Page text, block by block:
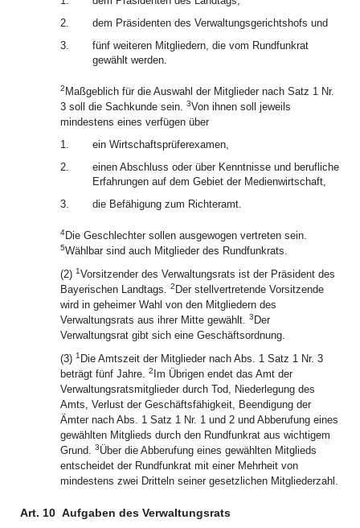
2.
dem Präsidenten des Verwaltungsgerichtshofs und
3.
fünf weiteren Mitgliedern, die vom Rundfunkrat
gewählt werden.
2 Maßgeblich für die Auswahl der Mitglieder nach Satz 1 Nr.
3 soll die Sachkunde sein. 3Von ihnen soll jeweils
mindestens eines verfügen über
1.
ein Wirtschaftsprüferexamen,
2.
einen Abschluss oder über Kenntnisse und berufliche
Erfahrungen auf dem Gebiet der Medienwirtschaft,
3.
die Befähigung zum Richteramt.
4Die Geschlechter sollen ausgewogen vertreten sein.
5Wählbar sind auch Mitglieder des Rundfunkrats.
(2) 1Vorsitzender des Verwaltungsrats ist der Präsident des
Bayerischen Landtags. 2 Der stellvertretende Vorsitzende
wird in geheimer Wahl von den Mitgliedern des
Verwaltungsrats aus ihrer Mitte gewählt. 3 Der
Verwaltungsrat gibt sich eine Geschäftsordnung.
(3) 1 Die Amtszeit der Mitglieder nach Abs. 1 Satz 1 Nr. 3
beträgt fünf Jahre. 2 Im Übrigen endet das Amt der
Verwaltungsratsmitglieder durch Tod, Niederlegung des
Amts, Verlust der Geschäftsfähigkeit, Beendigung der
Ämter nach Abs. 1 Satz 1 Nr. 1 und 2 und Abberufung eines
gewählten Mitglieds durch den Rundfunkrat aus wichtigem
Grund. 3Über die Abberufung eines gewählten Mitglieds
entscheidet der Rundfunkrat mit einer Mehrheit von
mindestens zwei Dritteln seiner gesetzlichen Mitgliederzahl.
Art. 10 Aufgaben des Verwaltungsrats